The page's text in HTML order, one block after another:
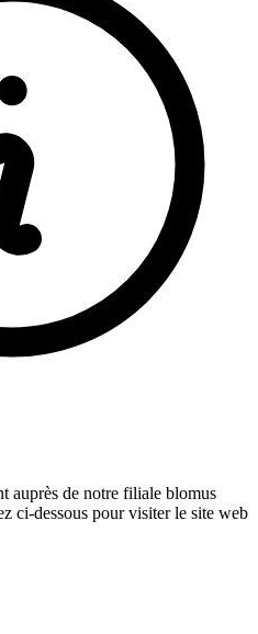
auprès de notre filiale blomus
ci-dessous pour visiter le site web